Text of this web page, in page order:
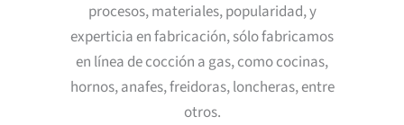
procesos, materiales, popularidad, y
experticia en fabricación, sólo fabricamos
en línea de cocción a gas, como cocinas,
hornos, anafes, freidoras, loncheras, entre
otros.